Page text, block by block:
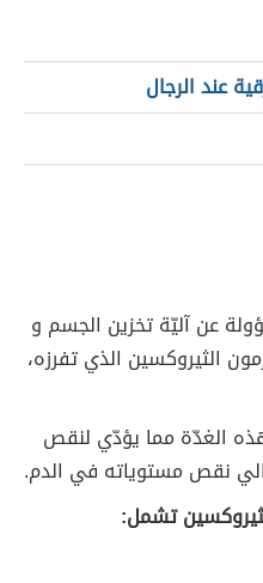
عند الرجال
عن آليّة تخزين الجسم و
الثيروكسين الذي تفرزه،
الغدّة مما يؤدّي لنقص
نقص مستوياته في الدم.
تشمل: